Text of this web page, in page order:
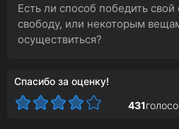
Есть ли способ победить свой
свободу, или некоторым
осуществиться?
Спасибо за оценку!
431